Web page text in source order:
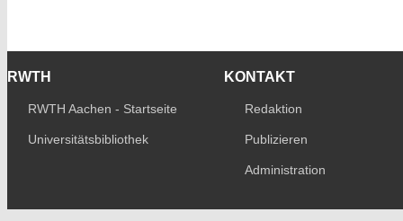
RWTH
RWTH Aachen - Startseite
Universitätsbibliothek
KONTAKT
Redaktion
Publizieren
Administration